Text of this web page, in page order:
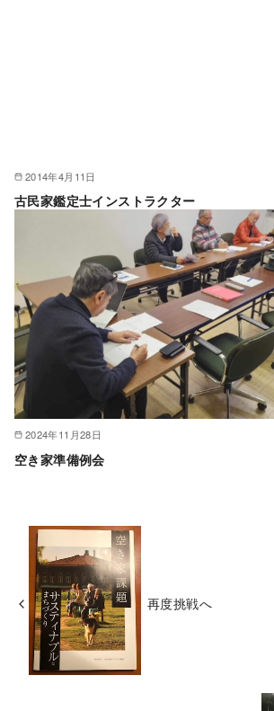
2014年4月11日
古民家鑑定士インストラクター
2024年11月28日
空き家準備例会
再度挑戦へ